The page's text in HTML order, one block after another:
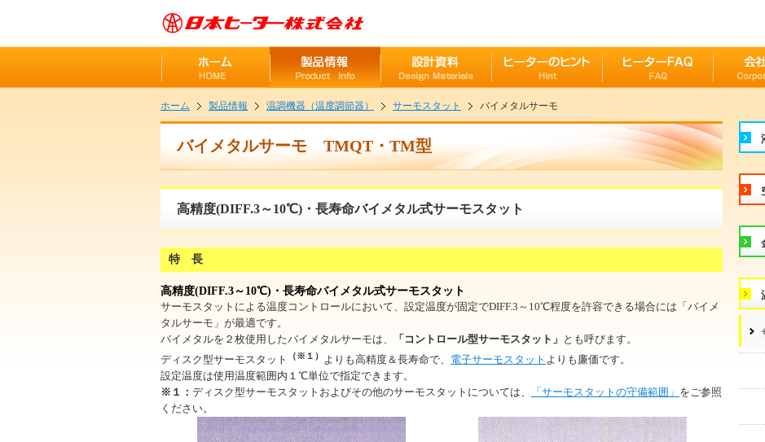
ホーム 製品情報 温調機器（温度調節器） サーモスタット バイメタルサーモ
バイメタルサーモ TMQT・TM型
高精度(DIFF.3～10℃)・長寿命バイメタル式サーモスタット
特 長
高精度(DIFF.3～10℃)・長寿命バイメタル式サーモスタット
サーモスタットによる温度コントロールにおいて、設定温度が固定でDIFF.3～10℃程度を許容できる場合には「バイメ
タルサーモ」が最適です。
バイメタルを２枚使用したバイメタルサーモは、
「コントロール型サーモスタット」 とも呼びます。
ディスク型サーモスタット
（※１） よりも高精度＆長寿命で、 電子サーモスタット よりも廉価です。
設定温度は使用温度範囲内１℃単位で指定できます。
※１： ディスク型サーモスタットおよびその他のサーモスタットについては、 「サーモスタットの守備範囲」 をご参照
ください。